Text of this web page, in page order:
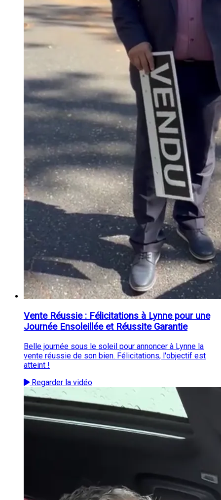
Vente Réussie : Félicitations à Lynne pour une
Journée Ensoleillée et Réussite Garantie
Belle journée sous le soleil pour annoncer à Lynne la
vente réussie de son bien. Félicitations, l'objectif est
atteint !
Regarder la vidéo